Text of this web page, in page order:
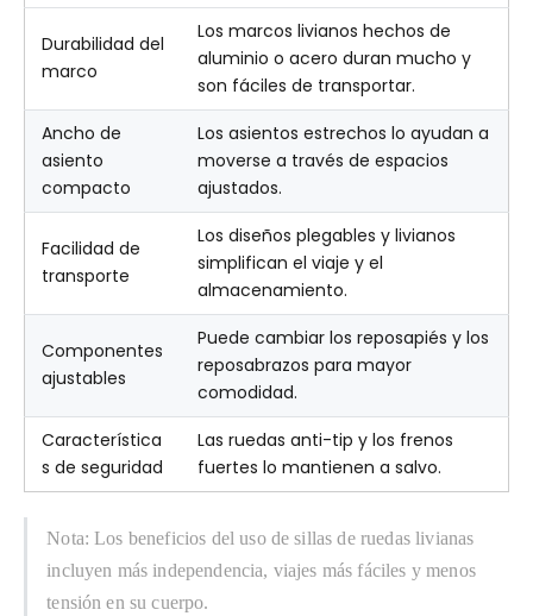
Durabilidad del
marco
Los marcos livianos hechos de
aluminio o acero duran mucho y
son fáciles de transportar.
Ancho de
asiento
compacto
Los asientos estrechos lo ayudan a
moverse a través de espacios
ajustados.
Facilidad de
transporte
Los diseños plegables y livianos
simplifican el viaje y el
almacenamiento.
Componentes
ajustables
Puede cambiar los reposapiés y los
reposabrazos para mayor
comodidad.
Característica
s de seguridad
Las ruedas anti-tip y los frenos
fuertes lo mantienen a salvo.
Nota: Los beneficios del uso de sillas de ruedas livianas
incluyen más independencia, viajes más fáciles y menos
tensión en su cuerpo.